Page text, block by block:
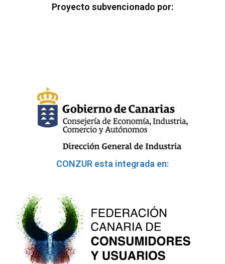
Proyecto subvencionado por:
CONZUR esta integrada en: